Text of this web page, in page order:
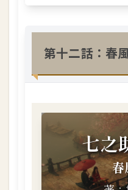
第十二話：春